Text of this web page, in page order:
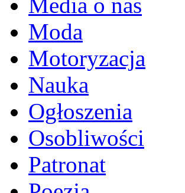
Moda
Motoryzacja
Nauka
Ogłoszenia
Osobliwości
Patronat